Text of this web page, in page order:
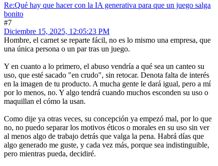
Re:Qué hay que hacer con la IA generativa para que un juego salga
bonito
#7
Diciembre 15, 2025, 12:05:23 PM
Hombre, el carnet se reparte fácil, no es lo mismo una empresa, que
una única persona o un par tras un juego.
Y en cuanto a lo primero, el abuso vendría a qué sea un canteo su
uso, que esté sacado "en crudo", sin retocar. Denota falta de interés
en la imagen de tu producto. A mucha gente le dará igual, pero a mí
por lo menos, no. Y algo tendrá cuando muchos esconden su uso o
maquillan el cómo la usan.
Como dije ya otras veces, su concepción ya empezó mal, por lo que
no, no puedo separar los motivos éticos o morales en su uso sin ver
al menos algo de trabajo detrás que valga la pena. Habrá días que
algo generado me guste, y cada vez más, porque sea indistinguible,
pero mientras pueda, decidiré.